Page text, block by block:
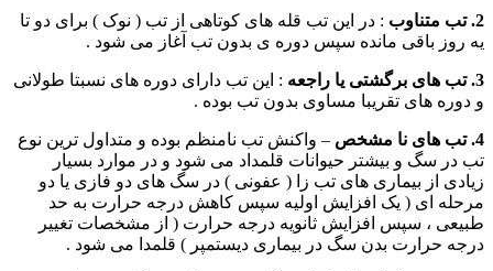
2. تب متناوب
: در این تب قله های کوتاهی از تب ( نوک ) برای دو تا
یه روز باقی مانده سپس دوره ی بدون تب آغاز می شود .
3. تب های برگشتی یا راجعه
: این تب دارای دوره های نسبتا طولانی
و دوره های تقریبا مساوی بدون تب بوده .
4. تب های نا مشخص
– واکنش تب نامنظم بوده و متداول ترین نوع
تب در سگ و بیشتر حیوانات قلمداد می شود و در موارد بسیار
زیادی از بیماری های تب زا ( عفونی ) در سگ های دو فازی یا دو
مرحله ای ( یک افزایش اولیه سپس کاهش درجه حرارت به حد
طبیعی ، سپس افزایش ثانویه درجه حرارت ( از مشخصات تغییر
درجه حرارت بدن سگ در بیماری دیستمپر ) قلمدا می شود .